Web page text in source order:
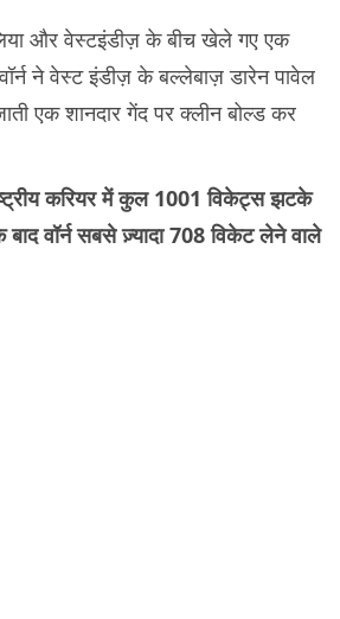
और वेस्टइंडीज़ के बीच खेले गए एक
ने वेस्ट इंडीज़ के बल्लेबाज़ डारेन पावेल
एक शानदार गेंद पर क्लीन बोल्ड कर
करियर में कुल 1001 विकेट्स झटके
वॉर्न सबसे ज़्यादा 708 विकेट लेने वाले